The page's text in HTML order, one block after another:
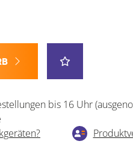
bis 16 Uhr